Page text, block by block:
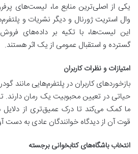
یکی از اصلی‌ترین منابع ما، لیست‌های
وال استریت ژورنال و دیگر نشریات و
این لیست‌ها، با تکیه بر داده‌های فروش
گسترده و استقبال عمومی از یک اثر هستند.
امتیازات و نظرات کاربران
حیاتی در تعیین محبوبیت یک رمان دارند.
ما کمک می‌کند تا درک عمیق‌تری از
قوت آن از دیدگاه خوانندگان عادی به دست
انتخاب باشگاه‌های کتابخوانی برجسته